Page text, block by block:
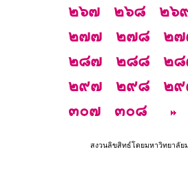
๒๖๗
๒๖๘
๒๖
๒๗๗
๒๗๘
๒
๒๘๗
๒๘๘
๒
๒๙๗
๒๙๘
๒
๓๐๗
๓๐๘
สงวนลิขสิทธ์โดยมหาวิทยาลั